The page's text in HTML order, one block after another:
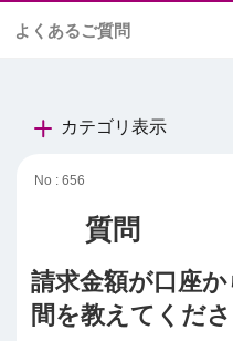
よくあるご質問
カテゴリ表示
No : 656
請求金額が口座
間を教えてくださ